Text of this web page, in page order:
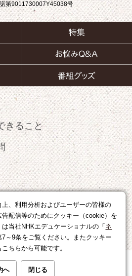
、利用分析およびユーザーの皆様の
配信等のためにクッキー（cookie）を
当社NHKエデュケーショナルの「 ネ
7～9条をご覧ください。またクッキー
ちらから可能です。
へ 閉じる
第9011730007Y45038号
きること
トナーシップについて
報の取り扱いについて